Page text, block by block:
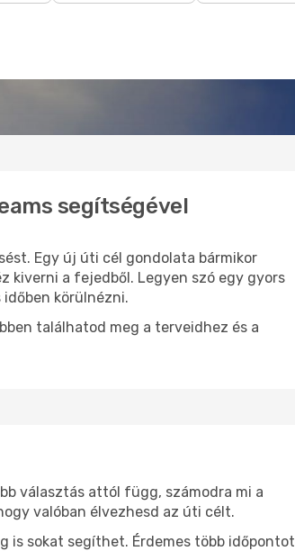
segítségével
Egy új úti cél gondolata bármikor
kiverni a fejedből. Legyen szó egy gyors
körülnézni.
találhatod meg a terveidhez és a
választás attól függ, számodra mi a
valóban élvezhesd az úti célt.
is sokat segíthet. Érdemes több időpontot